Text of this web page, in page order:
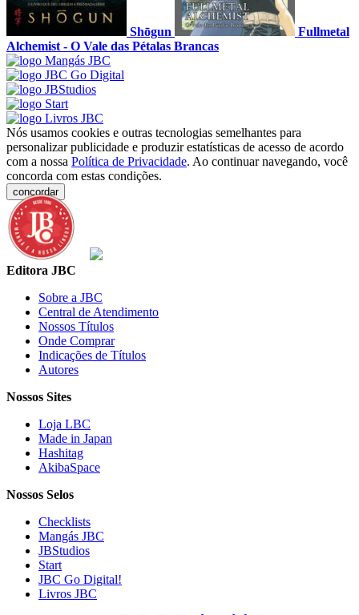
Shōgun
Fullmetal
Alchemist - O Vale das Pétalas Brancas
Nós usamos cookies e outras tecnologias semelhantes para
personalizar publicidade e produzir estatísticas de acesso de acordo
com a nossa Política de Privacidade. Ao continuar navegando, você
concorda com estas condições.
concordar
Editora JBC
Sobre a JBC
Central de Atendimento
Nossos Títulos
Onde Comprar
Indicações de Títulos
Autores
Nossos Sites
Loja LBC
Made in Japan
Hashitag
AkibaSpace
Nossos Selos
Checklists
Mangás JBC
JBStudios
Start
JBC Go Digital!
Livros JBC